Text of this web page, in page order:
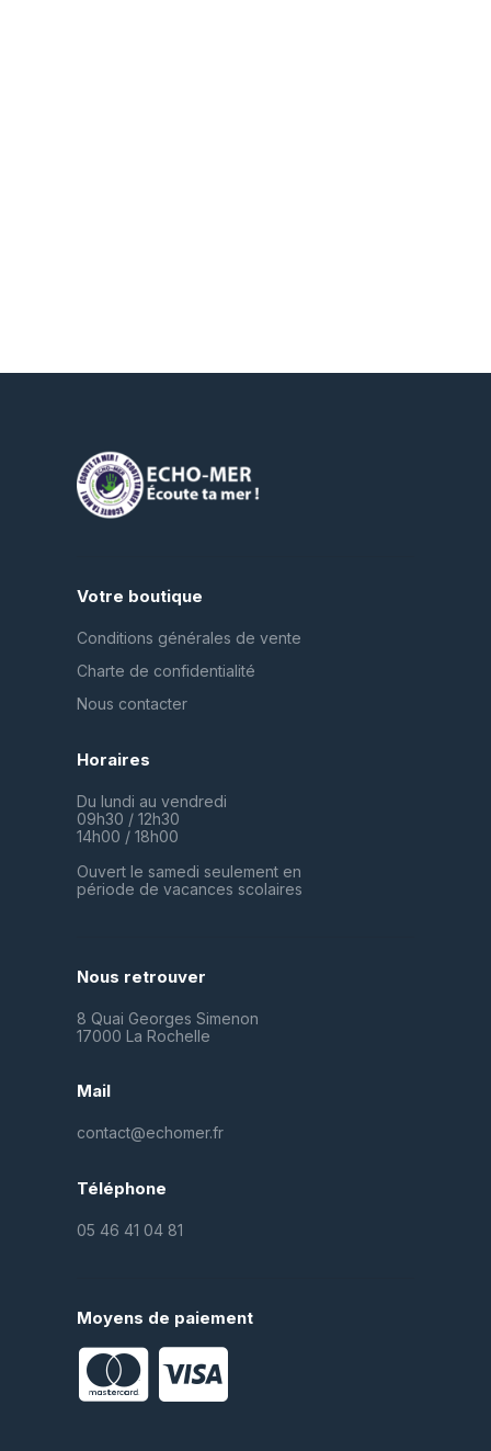
Votre boutique
Conditions générales de vente
Charte de confidentialité
Nous contacter
Horaires
Du lundi au vendredi
09h30 / 12h30
14h00 / 18h00
Ouvert le samedi seulement en
période de vacances scolaires
Nous retrouver
8 Quai Georges Simenon
17000 La Rochelle
Mail
contact@echomer.fr
Téléphone
05 46 41 04 81
Moyens de paiement